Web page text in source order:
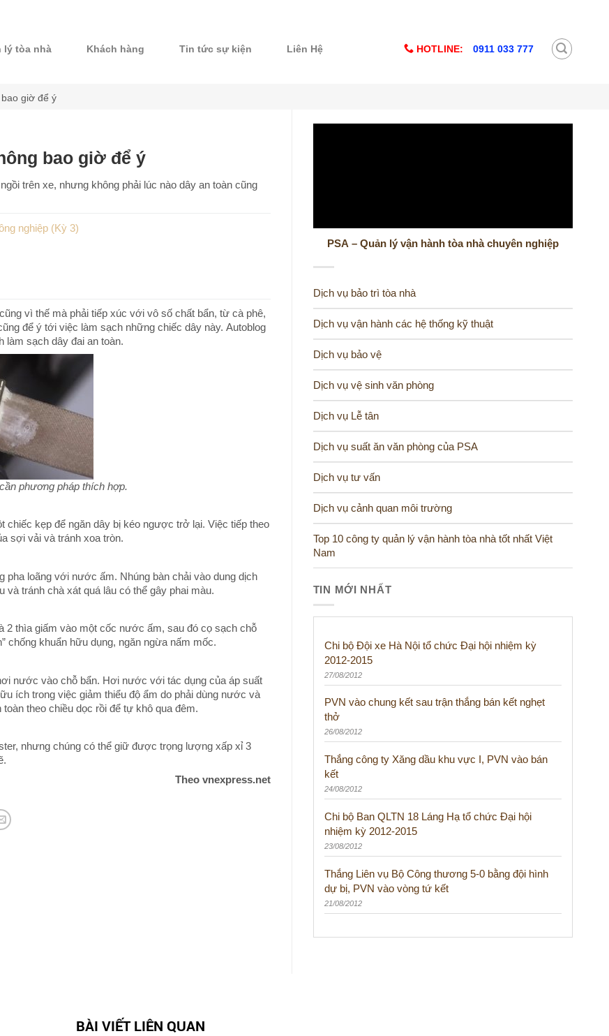
lý tòa nhà Khách hàng Tin tức sự kiện Liên Hệ HOTLINE: 0911 033 777
giờ để ý
bao giờ để ý
trên xe, nhưng không phải lúc nào dây an toàn cũng
nghiệp (Kỳ 3)
vì thế mà phải tiếp xúc với vô số chất bẩn, từ cà phê,
để ý tới việc làm sạch những chiếc dây này. Autoblog
làm sạch dây đai an toàn.
phương pháp thích hợp.
kẹp để ngăn dây bị kéo ngược trở lại. Việc tiếp theo
sợi vải và tránh xoa tròn.
pha loãng với nước ấm. Nhúng bàn chải vào dung dịch
tránh chà xát quá lâu có thể gây phai màu.
thìa giấm vào một cốc nước ấm, sau đó cọ sạch chỗ
chống khuẩn hữu dụng, ngăn ngừa nấm mốc.
nước vào chỗ bẩn. Hơi nước với tác dụng của áp suất
ích trong việc giảm thiểu độ ẩm do phải dùng nước và
theo chiều dọc rồi để tự khô qua đêm.
nhưng chúng có thể giữ được trọng lượng xấp xỉ 3
Theo vnexpress.net
PSA – Quản lý vận hành tòa nhà chuyên nghiệp
Dịch vụ bảo trì tòa nhà
Dịch vụ vận hành các hệ thống kỹ thuật
Dịch vụ bảo vệ
Dịch vụ vệ sinh văn phòng
Dịch vụ Lễ tân
Dịch vụ suất ăn văn phòng của PSA
Dịch vụ tư vấn
Dịch vụ cảnh quan môi trường
Top 10 công ty quản lý vận hành tòa nhà tốt nhất Việt
Nam
TIN MỚI NHẤT
Chi bộ Đội xe Hà Nội tổ chức Đại hội nhiệm kỳ
2012-2015
27/08/2012
PVN vào chung kết sau trận thắng bán kết nghẹt
thở
26/08/2012
Thắng công ty Xăng dầu khu vực I, PVN vào bán
kết
24/08/2012
Chi bộ Ban QLTN 18 Láng Hạ tổ chức Đại hội
nhiệm kỳ 2012-2015
23/08/2012
Thắng Liên vụ Bộ Công thương 5-0 bằng đội hình
dự bị, PVN vào vòng tứ kết
21/08/2012
BÀI VIẾT LIÊN QUAN